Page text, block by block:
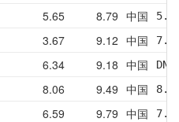
5.65 8.79 中国
3.67 9.12 中国
6.34 9.18 中国
8.06 9.49 中国
6.59 9.79 中国